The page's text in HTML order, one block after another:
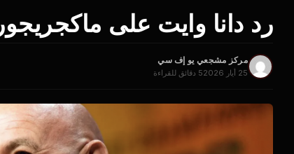
رد دانا وايت على ماكجريجور
مركز مشجعي يو إف سي
25 أيار 2026 5 دقائق للقراءة